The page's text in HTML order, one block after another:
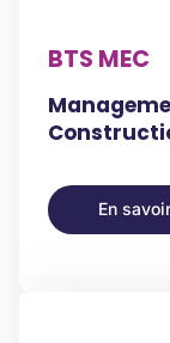
BTS MEC
En
En